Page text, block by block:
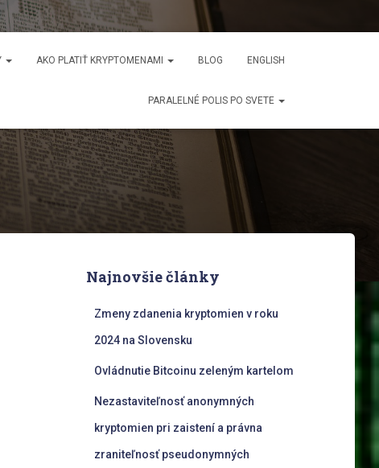
AKO PLATIŤ KRYPTOMENAMI BLOG ENGLISH
PARALELNÉ POLIS PO SVETE
Najnovšie články
Zmeny zdanenia kryptomien v roku
2024 na Slovensku
Ovládnutie Bitcoinu zeleným kartelom
Nezastaviteľnosť anonymných
kryptomien pri zaistení a právna
zraniteľnosť pseudonymných